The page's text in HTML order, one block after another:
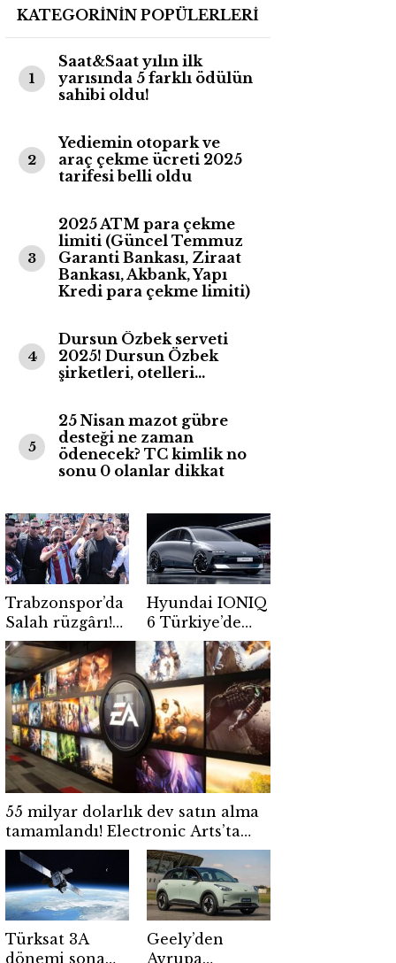
KATEGORİNİN POPÜLERLERİ
1
Saat&Saat yılın ilk
yarısında 5 farklı ödülün
sahibi oldu!
2
Yediemin otopark ve
araç çekme ücreti 2025
tarifesi belli oldu
3
2025 ATM para çekme
limiti (Güncel Temmuz
Garanti Bankası, Ziraat
Bankası, Akbank, Yapı
Kredi para çekme limiti)
4
Dursun Özbek serveti
2025! Dursun Özbek
şirketleri, otelleri…
5
25 Nisan mazot gübre
desteği ne zaman
ödenecek? TC kimlik no
sonu 0 olanlar dikkat
Trabzonspor’da
Salah rüzgârı!
Forma ve
kombine
satışlarında
büyük
hareketlilik
Hyundai IONIQ
6 Türkiye’de
satışa çıktı! İşte
fiyatı, menzili
ve öne çıkan
özellikleri
55 milyar dolarlık dev satın alma
tamamlandı! Electronic Arts’ta
yeni dönem başladı
Türksat 3A
dönemi sona
Geely’den
Avrupa